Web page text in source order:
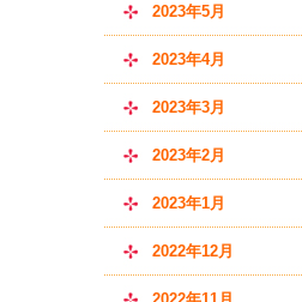
2023年5月
2023年4月
2023年3月
2023年2月
2023年1月
2022年12月